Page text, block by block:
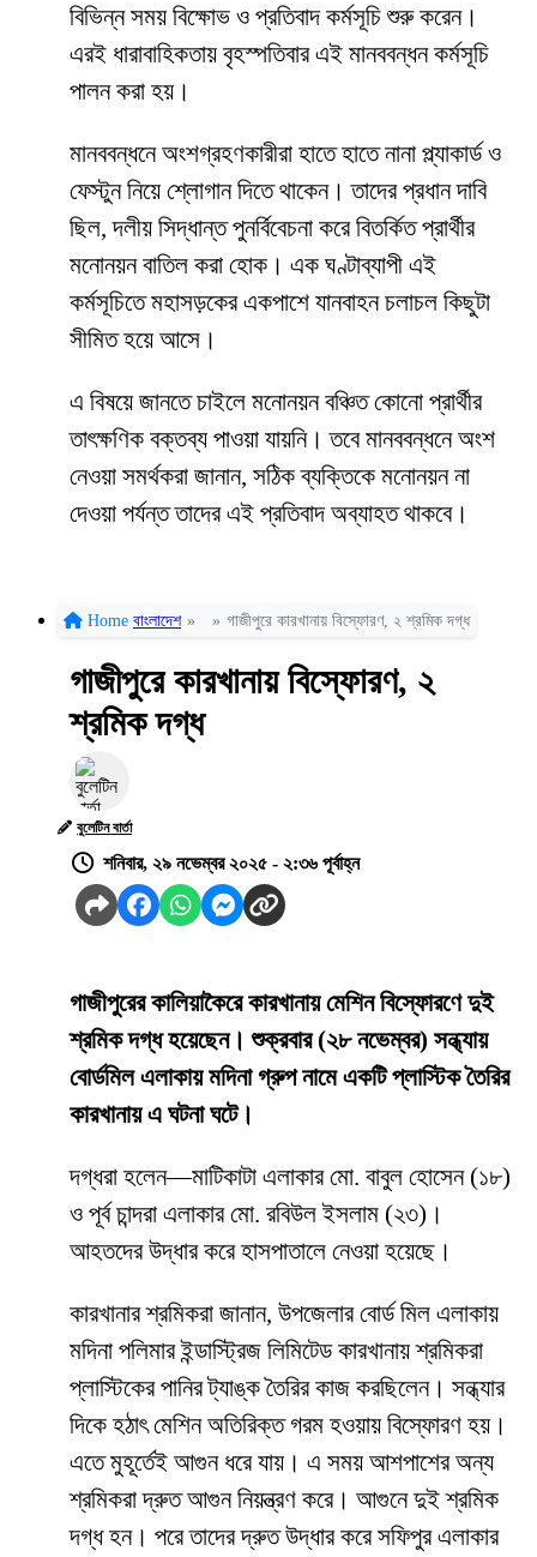
বিভিন্ন সময় বিক্ষোভ ও প্রতিবাদ কর্মসূচি শুরু করেন।
এরই ধারাবাহিকতায় বৃহস্পতিবার এই মানববন্ধন কর্মসূচি
পালন করা হয়।
মানববন্ধনে অংশগ্রহণকারীরা হাতে হাতে নানা প্ল্যাকার্ড ও
ফেস্টুন নিয়ে শ্লোগান দিতে থাকেন। তাদের প্রধান দাবি
ছিল, দলীয় সিদ্ধান্ত পুনর্বিবেচনা করে বিতর্কিত প্রার্থীর
মনোনয়ন বাতিল করা হোক। এক ঘণ্টাব্যাপী এই
কর্মসূচিতে মহাসড়কের একপাশে যানবাহন চলাচল কিছুটা
সীমিত হয়ে আসে।
এ বিষয়ে জানতে চাইলে মনোনয়ন বঞ্চিত কোনো প্রার্থীর
তাৎক্ষণিক বক্তব্য পাওয়া যায়নি। তবে মানববন্ধনে অংশ
নেওয়া সমর্থকরা জানান, সঠিক ব্যক্তিকে মনোনয়ন না
দেওয়া পর্যন্ত তাদের এই প্রতিবাদ অব্যাহত থাকবে।
Home বাংলাদেশ » » গাজীপুরে কারখানায় বিস্ফোরণ, ২ শ্রমিক দগ্ধ
গাজীপুরে কারখানায় বিস্ফোরণ, ২
শ্রমিক দগ্ধ
বুলেটিন বার্তা
শনিবার, ২৯ নভেম্বর ২০২৫ - ২:৩৬ পূর্বাহ্ন
গাজীপুরের কালিয়াকৈরে কারখানায় মেশিন বিস্ফোরণে দুই
শ্রমিক দগ্ধ হয়েছেন। শুক্রবার (২৮ নভেম্বর) সন্ধ্যায়
বোর্ডমিল এলাকায় মদিনা গ্রুপ নামে একটি প্লাস্টিক তৈরির
কারখানায় এ ঘটনা ঘটে।
দগ্ধরা হলেন—মাটিকাটা এলাকার মো. বাবুল হোসেন (১৮)
ও পূর্ব চান্দরা এলাকার মো. রবিউল ইসলাম (২৩)।
আহতদের উদ্ধার করে হাসপাতালে নেওয়া হয়েছে।
কারখানার শ্রমিকরা জানান, উপজেলার বোর্ড মিল এলাকায়
মদিনা পলিমার ইন্ডাস্ট্রিজ লিমিটেড কারখানায় শ্রমিকরা
প্লাস্টিকের পানির ট্যাঙ্ক তৈরির কাজ করছিলেন। সন্ধ্যার
দিকে হঠাৎ মেশিন অতিরিক্ত গরম হওয়ায় বিস্ফোরণ হয়।
এতে মুহূর্তেই আগুন ধরে যায়। এ সময় আশপাশের অন্য
শ্রমিকরা দ্রুত আগুন নিয়ন্ত্রণ করে। আগুনে দুই শ্রমিক
দগ্ধ হন। পরে তাদের দ্রুত উদ্ধার করে সফিপুর এলাকার